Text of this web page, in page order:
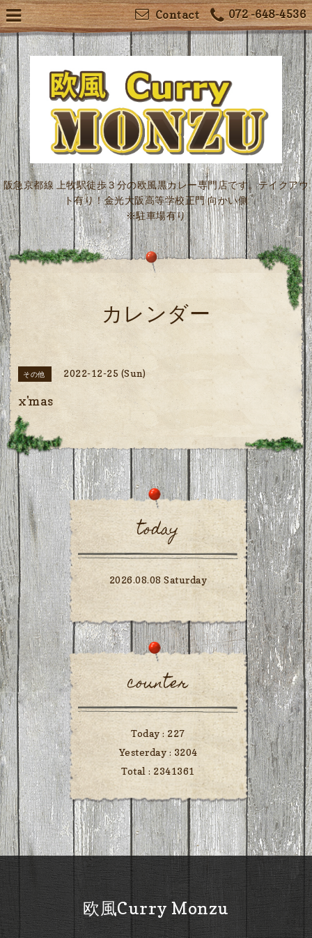
072 -648-4536
Contact
阪急京都線 上牧駅徒歩３分の欧風黒カレー専門店です。テイクアウ
ト有り！金光大阪高等学校正門 向かい側
※駐車場有り
カレンダー
その他 2022-12-25 (Sun)
x'mas
today
2026.08.08 Saturday
counter
Today : 227
Yesterday : 3204
Total : 2341361
欧風Curry Monzu